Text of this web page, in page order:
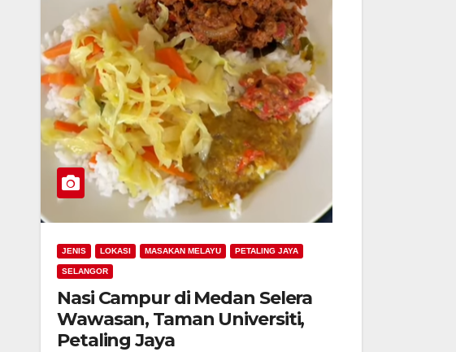
JENIS LOKASI MASAKAN MELAYU PETALING JAYA
SELANGOR
Nasi Campur di Medan Selera
Wawasan, Taman Universiti,
Petaling Jaya